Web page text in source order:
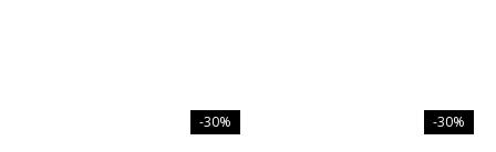
-30% -30%